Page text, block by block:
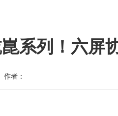
系列！六屏
者：